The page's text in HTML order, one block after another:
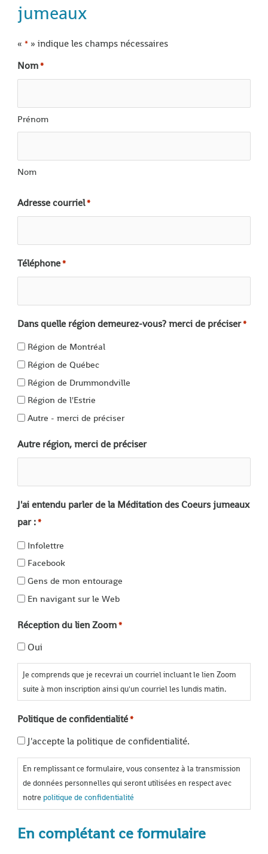
jumeaux
« *» indique les champs nécessaires
Nom*
Prénom
Nom
Adresse courriel*
Téléphone*
Dans quelle région demeurez-vous? merci de préciser*
Région de Montréal
Région de Québec
Région de Drummondville
Région de l'Estrie
Autre - merci de préciser
Autre région, merci de préciser
J'ai entendu parler de la Méditation des Coeurs jumeaux
par :*
Infolettre
Facebook
Gens de mon entourage
En navigant sur le Web
Réception du lien Zoom*
Oui
Je comprends que je recevrai un courriel incluant le lien Zoom
suite à mon inscription ainsi qu'un courriel les lundis matin.
Politique de confidentialité*
J'accepte la politique de confidentialité.
En remplissant ce formulaire, vous consentez à la transmission
de données personnelles qui seront utilisées en respect avec
notre politique de confidentialité
En complétant ce formulaire